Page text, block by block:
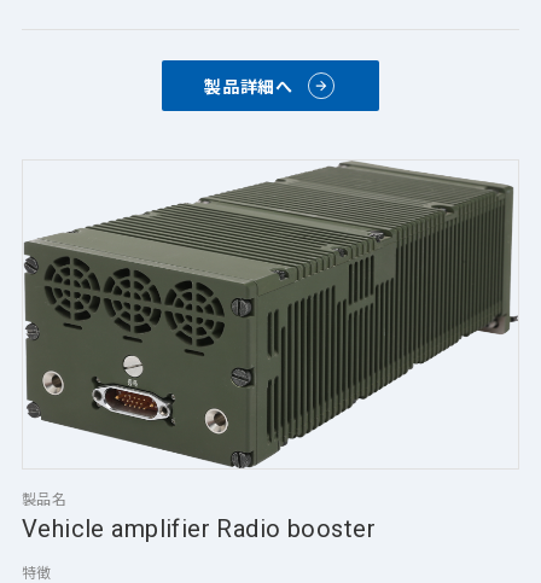
製品名
Vehicle amplifier Radio booster
特徴
製品詳細へ